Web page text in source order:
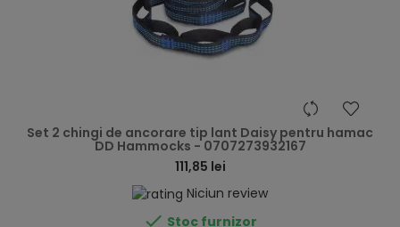
Set 2 chingi de ancorare tip lant Daisy pentru hamac
DD Hammocks - 0707273932167
111,85 lei
Niciun review
 Stoc furnizor